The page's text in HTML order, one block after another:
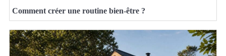
Comment créer une routine bien-être ?